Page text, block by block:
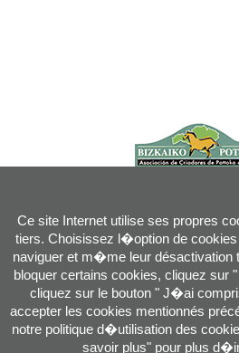
Ce site Internet utilise ses propres
tiers. Choisissez l�option de
naviguer et m�me leur désactivation
bloquer certains cookies, cliquez sur
cliquez sur le bouton " J�ai
accepter les cookies mentionnés
notre politique d�utilisation des
savoir plus" pour plus